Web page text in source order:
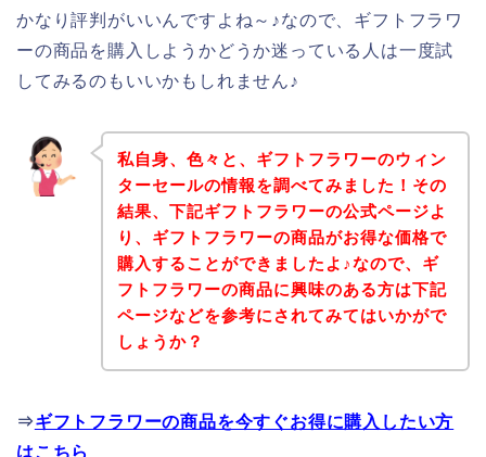
かなり評判がいいんですよね～♪なので、ギフトフラワ
ーの商品を購入しようかどうか迷っている人は一度試
してみるのもいいかもしれません♪
私自身、色々と、ギフトフラワーのウィン
ターセールの情報を調べてみました！その
結果、下記ギフトフラワーの公式ページよ
り、ギフトフラワーの商品がお得な価格で
購入することができましたよ♪なので、ギ
フトフラワーの商品に興味のある方は下記
ページなどを参考にされてみてはいかがで
しょうか？
⇒ギフトフラワーの商品を今すぐお得に購入したい方
はこちら